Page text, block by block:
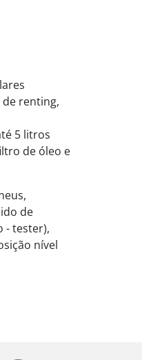
renting,
5 litros
de óleo e
de
- tester),
nível